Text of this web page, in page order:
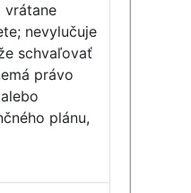
vrátane
nevylučuje
schvaľovať
právo
plánu,